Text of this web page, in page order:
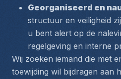
Georganiseerd en
structuur en veiligheid
u bent alert op de
regelgeving en interne
Wij zoeken iemand die met
toewijding wil bijdragen aan